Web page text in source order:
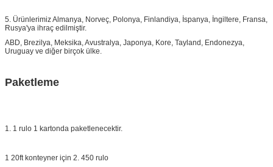
5. Ürünlerimiz Almanya, Norveç, Polonya, Finlandiya, İspanya, İngiltere, Fransa,
Rusya'ya ihraç edilmiştir.
ABD, Brezilya, Meksika, Avustralya, Japonya, Kore, Tayland, Endonezya,
Uruguay ve diğer birçok ülke.
Paketleme
1. 1 rulo 1 kartonda paketlenecektir.
1 20ft konteyner için 2. 450 rulo